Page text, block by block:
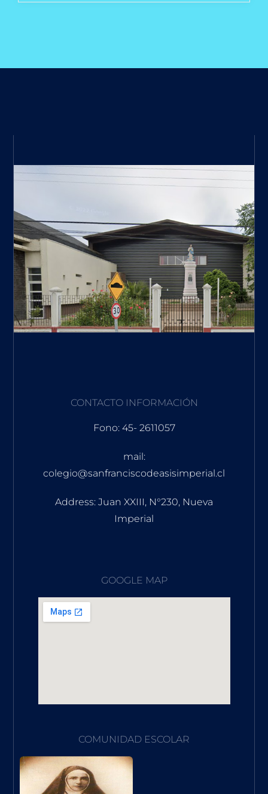
CONTACTO INFORMACIÓN
Fono: 45- 2611057
mail:
colegio@sanfranciscodeasisimperial.cl
Address: Juan XXIII, N°230, Nueva
Imperial
GOOGLE MAP
COMUNIDAD ESCOLAR